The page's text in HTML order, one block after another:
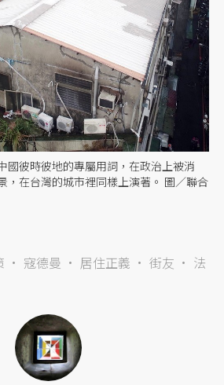
國彼時彼地的專屬用詞，在政治上被消
，在台灣的城市裡同樣上演著。 圖／聯合
寇德曼 居住正義 街友
法